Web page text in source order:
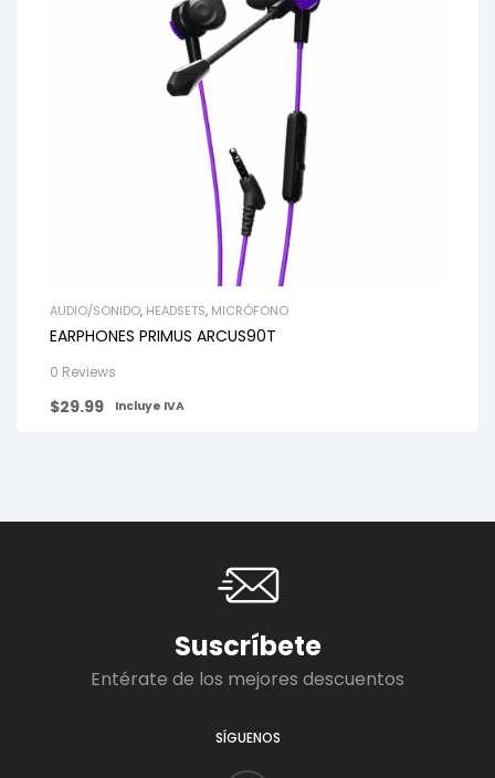
AUDIO/SONIDO, HEADSETS, MICRÓFONO
EARPHONES PRIMUS ARCUS90T
0 Reviews
$29.99 Incluye IVA
Suscríbete
Entérate de los mejores descuentos
SÍGUENOS